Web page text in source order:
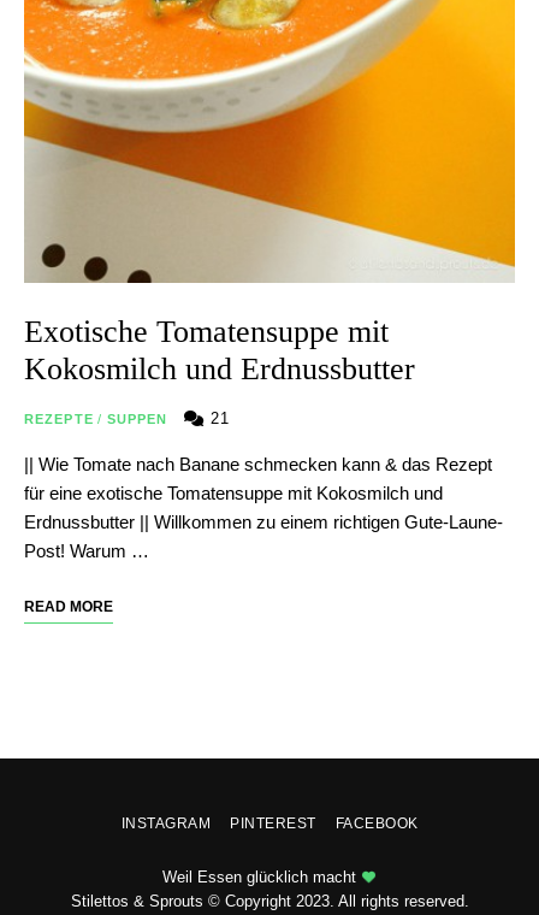
Exotische Tomatensuppe mit
Kokosmilch und Erdnussbutter
REZEPTE / SUPPEN 21
|| Wie Tomate nach Banane schmecken kann & das Rezept
für eine exotische Tomatensuppe mit Kokosmilch und
Erdnussbutter || Willkommen zu einem richtigen Gute-Laune-
Post! Warum …
READ MORE
INSTAGRAM PINTEREST FACEBOOK
Weil Essen glücklich macht
Stilettos & Sprouts © Copyright 2023. All rights reserved.